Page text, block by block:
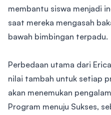
membantu siswa menjadi
saat mereka mengasah
bawah bimbingan terpadu.
Perbedaan utama dari
nilai tambah untuk setiap
akan menemukan
Program menuju Sukses,